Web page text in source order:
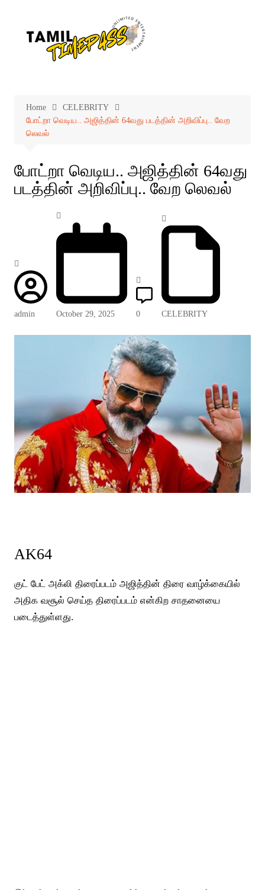
Home
CELEBRITY
போட்றா வெடிய.. அஜித்தின் 64வது படத்தின் அறிவிப்பு.. வேற
லெவல்
போட்றா வெடிய.. அஜித்தின் 64வது
படத்தின் அறிவிப்பு.. வேற லெவல்
admin October 29, 2025 0 CELEBRITY
AK64
குட் பேட் அக்லி திரைப்படம் அஜித்தின் திரை வாழ்க்கையில்
அதிக வசூல் செய்த திரைப்படம் என்கிற சாதனையை
படைத்துள்ளது.